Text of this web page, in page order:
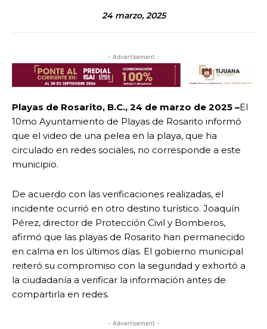
24 marzo, 2025
- Advertisement -
Playas de Rosarito, B.C., 24 de marzo de 2025 –El
10mo Ayuntamiento de Playas de Rosarito informó
que el video de una pelea en la playa, que ha
circulado en redes sociales, no corresponde a este
municipio.
De acuerdo con las verificaciones realizadas, el
incidente ocurrió en otro destino turístico. Joaquín
Pérez, director de Protección Civil y Bomberos,
afirmó que las playas de Rosarito han permanecido
en calma en los últimos días. El gobierno municipal
reiteró su compromiso con la seguridad y exhortó a
la ciudadanía a verificar la información antes de
compartirla en redes.
- Advertisement -